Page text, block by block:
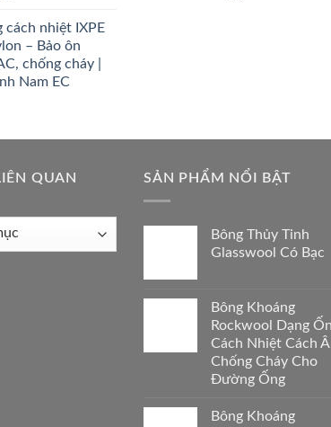
cách nhiệt IXPE
– Bảo ôn
chống cháy |
Nam EC
QUAN SẢN PHẨM NỔI BẬT
Bông Thủy Tinh
Glasswool Có Bạc
Bông Khoáng
Rockwool Dạng
Cách Nhiệt Cách
Chống Cháy Cho
Đường Ống
Bông Khoáng